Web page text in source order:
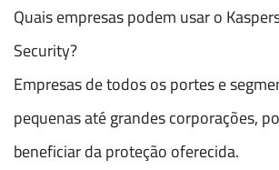
Quais empresas podem usar o
Security?
Empresas de todos os portes e
pequenas até grandes corporações,
beneficiar da proteção oferecida.